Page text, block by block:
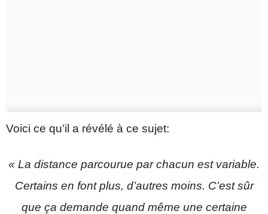
Voici ce qu’il a révélé à ce sujet:
« La distance parcourue par chacun est variable.
Certains en font plus, d’autres moins. C’est sûr
que ça demande quand même une certaine